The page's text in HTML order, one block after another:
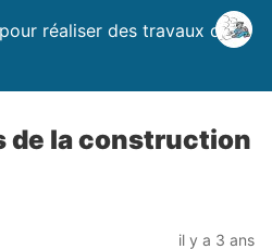
réaliser des travaux dans
de la construction
il y a 3 ans